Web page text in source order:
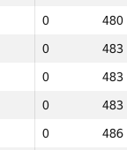
0
480
0
483
0
483
0
483
0
486
0
480
0
483
0
483
0
483
0
486